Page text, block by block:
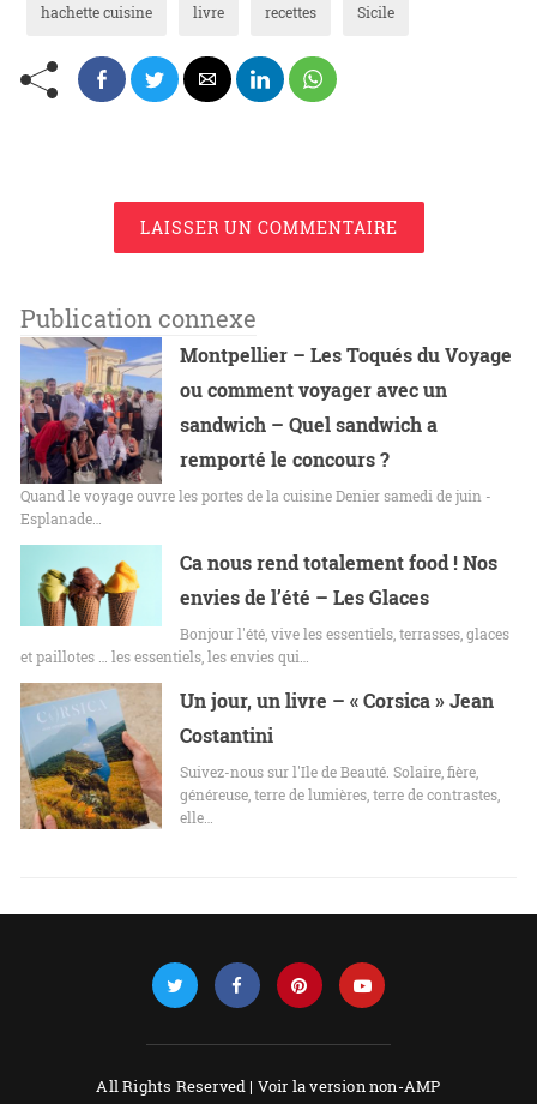
hachette cuisine livre recettes Sicile
LAISSER UN COMMENTAIRE
Publication connexe
Montpellier – Les Toqués du Voyage
ou comment voyager avec un
sandwich – Quel sandwich a
remporté le concours ?
Quand le voyage ouvre les portes de la cuisine Denier samedi de juin -
Esplanade…
Ca nous rend totalement food ! Nos
envies de l’été – Les Glaces
Bonjour l'été, vive les essentiels, terrasses, glaces
et paillotes … les essentiels, les envies qui…
Un jour, un livre – « Corsica » Jean
Costantini
Suivez-nous sur l'Ile de Beauté. Solaire, fière,
généreuse, terre de lumières, terre de contrastes,
elle…
All Rights Reserved | Voir la version non-AMP